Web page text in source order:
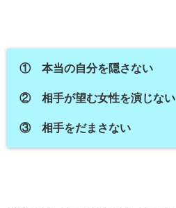
① 本当の自分を隠さない
② 相手が望む女性を演じない
③ 相手をだまさない